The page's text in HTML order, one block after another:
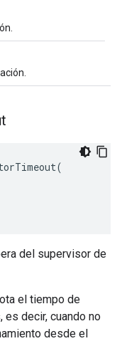
del supervisor de
el tiempo de
decir, cuando no
desde el